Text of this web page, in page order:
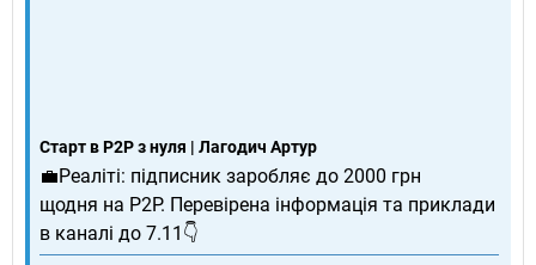
Старт в Р2Р з нуля | Лагодич Артур
💼Реаліті: підписник заробляє до 2000 грн
щодня на Р2Р. Перевірена інформація та приклади
в каналі до 7.11👇